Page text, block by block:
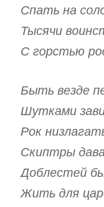
Спать на
Тысячи
С горстью
Быть везде
Шутками
Рок
Скиптры
Доблестей
Жить для